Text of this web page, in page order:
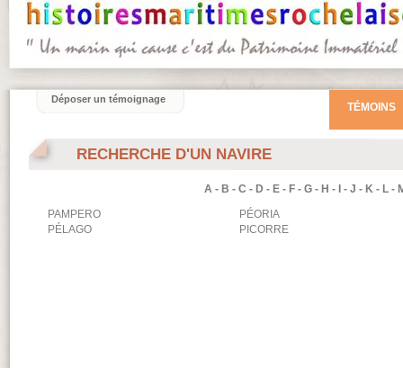
RECHERCHE D'UN NAVIRE
A - B - C - D - E - F - G - H - - J - K - L -
PAMPERO
PÉORIA
PÉLAGO
PICORRE
TÉMOINS
Déposer un témoignage